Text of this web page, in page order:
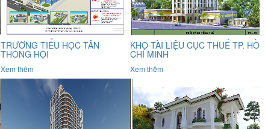
TRƯỜNG TIỂU HỌC TÂN
THÔNG HỘI
Xem thêm
KHO TÀI LIỆU CỤC THUẾ TP. HỒ
CHÍ MINH
Xem thêm